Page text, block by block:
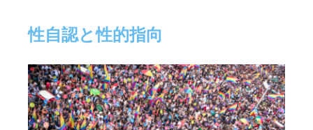
性自認と性的指向